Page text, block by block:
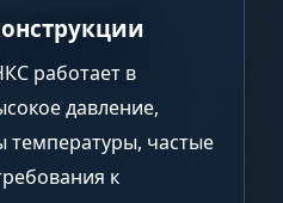
работает в
давление,
температуры, частые
к